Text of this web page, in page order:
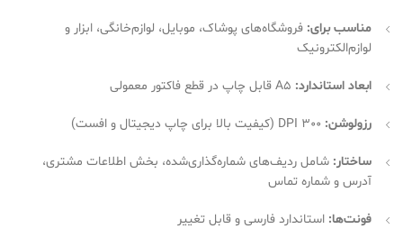
مناسب برای: فروشگاه‌های پوشاک، موبایل، لوازم‌خانگی، ابزار و
لوازم‌الکترونیک
ابعاد استاندارد:
رزولوشن:
ساختار: شامل ردیف‌های شماره‌گذاری‌شده، بخش اطلاعات مشتری،
آدرس و شماره تماس
فونت‌ها: استاندارد فارسی و قابل تغییر